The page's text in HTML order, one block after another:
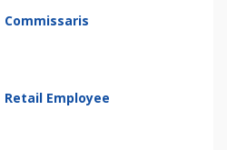
Commissaris
Retail Employee